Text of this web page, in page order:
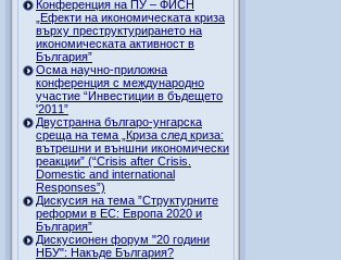
Конференция на ПУ – ФИСН
„Ефекти на икономическата криза
върху преструктурирането на
икономическата активност в
България”
Осма научно-приложна
конференция с международно
участие “Инвестиции в бъдещето
'2011”
Двустранна българо-унгарска
среща на тема „Криза след криза:
вътрешни и външни икономически
реакции” (“Crisis after Crisis.
Domestic and international
Responses”)
Дискусия на тема ”Структурните
реформи в ЕС: Европа 2020 и
България”
Дискусионен форум "20 години
НБУ": Накъде България?